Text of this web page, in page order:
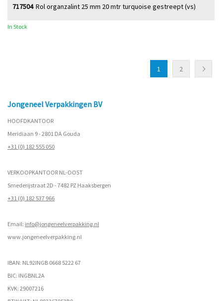
Rol organzalint 25 mm 20 mtr turquoise gestreept (vs)
717504
In Stock
1 2
Jongeneel Verpakkingen BV
HOOFDKANTOOR
Meridiaan 9 - 2801 DA Gouda
+31 (0) 182 555 050
VERKOOPKANTOOR NL-OOST
Smederijstraat 2D - 7482 PZ Haaksbergen
+31 (0) 182 537 966
Email: info@jongeneelverpakking.nl
www.jongeneelverpakking.nl
IBAN: NL92INGB 0668 5222 67
BIC: INGBNL2A
KVK: 29007216